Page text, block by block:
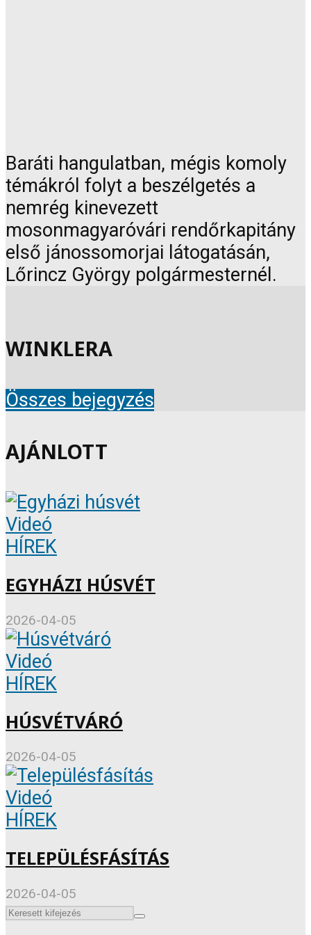
Baráti hangulatban, mégis komoly
témákról folyt a beszélgetés a
nemrég kinevezett
mosonmagyaróvári rendőrkapitány
első jánossomorjai látogatásán,
Lőrincz György polgármesternél.
WINKLERA
Összes bejegyzés
AJÁNLOTT
Videó
HÍREK
EGYHÁZI HÚSVÉT
2026-04-05
Videó
HÍREK
HÚSVÉTVÁRÓ
2026-04-05
Videó
HÍREK
TELEPÜLÉSFÁSÍTÁS
2026-04-05